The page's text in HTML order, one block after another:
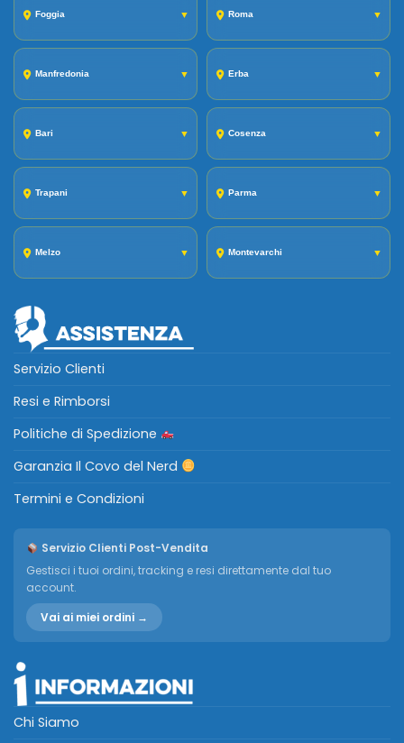
Foggia ▼ Roma ▼
Manfredonia ▼ Erba ▼
Bari ▼ Cosenza ▼
Trapani ▼ Parma ▼
Melzo ▼ Montevarchi ▼
Servizio Clienti
Resi e Rimborsi
Politiche di Spedizione
Garanzia Il Covo del Nerd
Termini e Condizioni
Servizio Clienti Post-Vendita
Gestisci i tuoi ordini, tracking e resi direttamente dal tuo
account.
Vai ai miei ordini →
Chi Siamo